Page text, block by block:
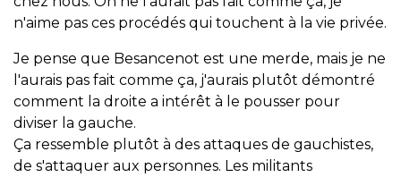
n'aime pas ces procédés qui touchent à la vie privée.
Je pense que Besancenot est une merde, mais je ne
l'aurais pas fait comme ça, j'aurais plutôt démontré
comment la droite a intérêt à le pousser pour
diviser la gauche.
Ça ressemble plutôt à des attaques de gauchistes,
de s'attaquer aux personnes. Les militants